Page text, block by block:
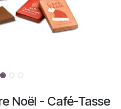
Noël - Café-Tasse